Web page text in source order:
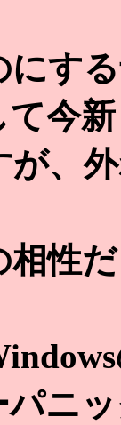
す
今
、
相性
パニ